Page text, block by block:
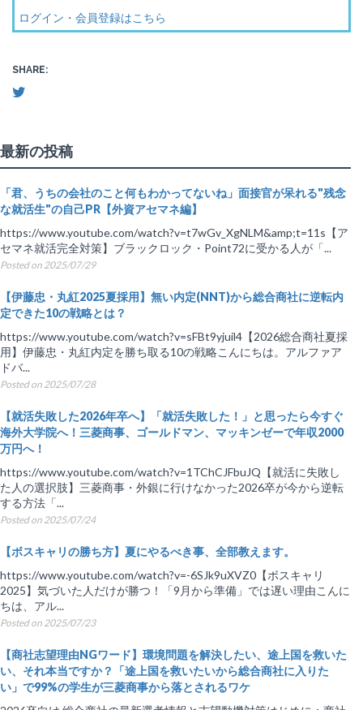
ログイン・会員登録はこちら
SHARE:
最新の投稿
「君、うちの会社のこと何もわかってないね」面接官が呆れる"残念
な就活生"の自己PR【外資アセマネ編】
https://www.youtube.com/watch?v=t7wGv_XgNLM&amp;t=11s【ア
セマネ就活完全対策】ブラックロック・Point72に受かる人が「...
Posted on 2025/07/29
【伊藤忠・丸紅2025夏採用】無い内定(NNT)から総合商社に逆転内
定できた10の戦略とは？
https://www.youtube.com/watch?v=sFBt9yjuil4【2026総合商社夏採
用】伊藤忠・丸紅内定を勝ち取る10の戦略こんにちは。アルファア
ドバ...
Posted on 2025/07/28
【就活失敗した2026年卒へ】「就活失敗した！」と思ったら今すぐ
海外大学院へ！三菱商事、ゴールドマン、マッキンゼーで年収2000
万円へ！
https://www.youtube.com/watch?v=1TChCJFbuJQ【就活に失敗し
た人の選択肢】三菱商事・外銀に行けなかった2026卒が今から逆転
する方法「...
Posted on 2025/07/24
【ボスキャリの勝ち方】夏にやるべき事、全部教えます。
https://www.youtube.com/watch?v=-6SJk9uXVZ0【ボスキャリ
2025】気づいた人だけが勝つ！「9月から準備」では遅い理由こんに
ちは、アル...
Posted on 2025/07/23
【商社志望理由NGワード】環境問題を解決したい、途上国を救いた
い、それ本当ですか？「途上国を救いたいから総合商社に入りた
い」で99%の学生が三菱商事から落とされるワケ